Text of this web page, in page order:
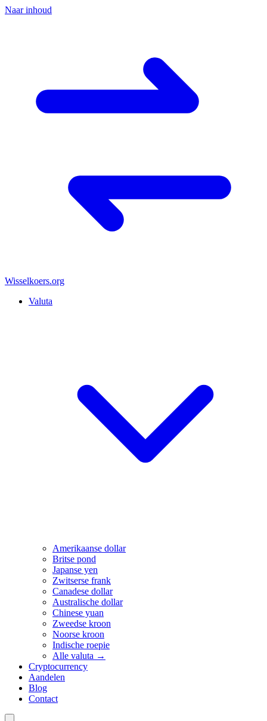
Naar inhoud
Wisselkoers.org
Valuta
Amerikaanse dollar
Britse pond
Japanse yen
Zwitserse frank
Canadese dollar
Australische dollar
Chinese yuan
Zweedse kroon
Noorse kroon
Indische roepie
Alle valuta →
Cryptocurrency
Aandelen
Blog
Contact